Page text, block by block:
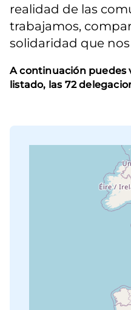
realidad de las
trabajamos,
solidaridad que
A continuación puedes
listado, las 72